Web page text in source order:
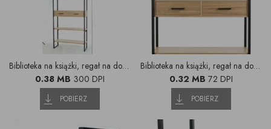
Biblioteka na książki, regał na dokumenty (1)
0.38 MB 300 DPI
POBIERZ
Biblioteka na książki, regał na dokumenty (2)
0.32 MB 72 DPI
POBIERZ